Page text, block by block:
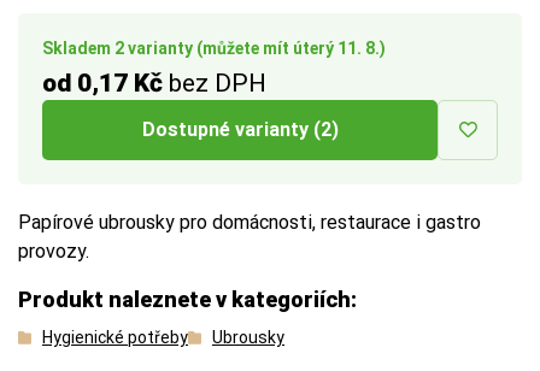
Skladem 2 varianty (můžete mít úterý 11. 8.)
od 0,17 Kč bez DPH
Dostupné varianty (2)
Papírové ubrousky pro domácnosti, restaurace i gastro
provozy.
Produkt naleznete v kategoriích:
Hygienické potřeby Ubrousky